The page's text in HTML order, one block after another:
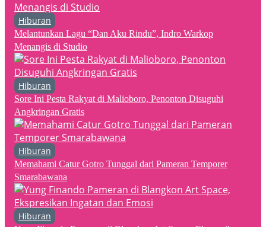
Hiburan
Melantunkan Lagu “Dan Aku Rindu”, Indro Warkop
Menangis di Studio
Hiburan
Sore Ini Pesta Rakyat di Malioboro, Penonton Disuguhi
Angkringan Gratis
Hiburan
Memahami Catur Gotro Tunggal dari Pameran Temporer
Smarabawana
Hiburan